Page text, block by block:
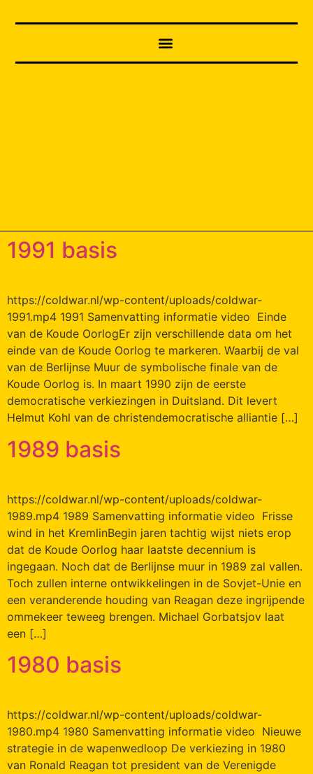
1991 basis
https://coldwar.nl/wp-content/uploads/coldwar-
1991.mp4 1991 Samenvatting informatie video Einde
van de Koude OorlogEr zijn verschillende data om het
einde van de Koude Oorlog te markeren. Waarbij de val
van de Berlijnse Muur de symbolische finale van de
Koude Oorlog is. In maart 1990 zijn de eerste
democratische verkiezingen in Duitsland. Dit levert
Helmut Kohl van de christendemocratische alliantie […]
1989 basis
https://coldwar.nl/wp-content/uploads/coldwar-
1989.mp4 1989 Samenvatting informatie video Frisse
wind in het KremlinBegin jaren tachtig wijst niets erop
dat de Koude Oorlog haar laatste decennium is
ingegaan. Noch dat de Berlijnse muur in 1989 zal vallen.
Toch zullen interne ontwikkelingen in de Sovjet-Unie en
een veranderende houding van Reagan deze ingrijpende
ommekeer teweeg brengen. Michael Gorbatsjov laat
een […]
1980 basis
https://coldwar.nl/wp-content/uploads/coldwar-
1980.mp4 1980 Samenvatting informatie video Nieuwe
strategie in de wapenwedloop De verkiezing in 1980
van Ronald Reagan tot president van de Verenigde